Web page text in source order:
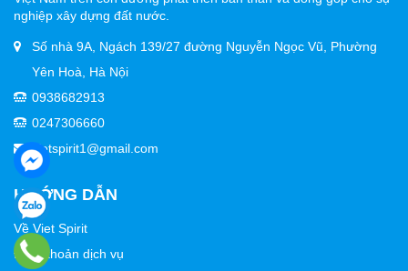
nghiệp xây dựng đất nước.
Số nhà 9A, Ngách 139/27 đường Nguyễn Ngọc Vũ, Phường
Yên Hoà, Hà Nội
0938682913
0247306660
vietspirit1@gmail.com
HƯỚNG DẪN
Về Viet Spirit
Điều khoản dịch vụ